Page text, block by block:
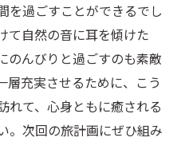
を過ごすことができるでし
て自然の音に耳を傾けた
のんびりと過ごすのも素敵
層充実させるために、こう
れて、心身ともに癒される
。次回の旅計画にぜひ組み